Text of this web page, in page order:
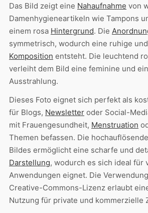
Das Bild zeigt eine Nahaufnahme von
Damenhygieneartikeln wie Tampons
einem rosa Hintergrund. Die
symmetrisch, wodurch eine ruhige
Komposition entsteht. Die leuchtend
verleiht dem Bild eine feminine und
Ausstrahlung.
Dieses Foto eignet sich perfekt als
für Blogs, Newsletter oder Social-
mit Frauengesundheit, Menstruation
Themen befassen. Die
Bildes ermöglicht eine scharfe und
Darstellung, wodurch es sich ideal für
Anwendungen eignet. Die
Creative-Commons-Lizenz erlaubt
Nutzung für private und kommerzielle